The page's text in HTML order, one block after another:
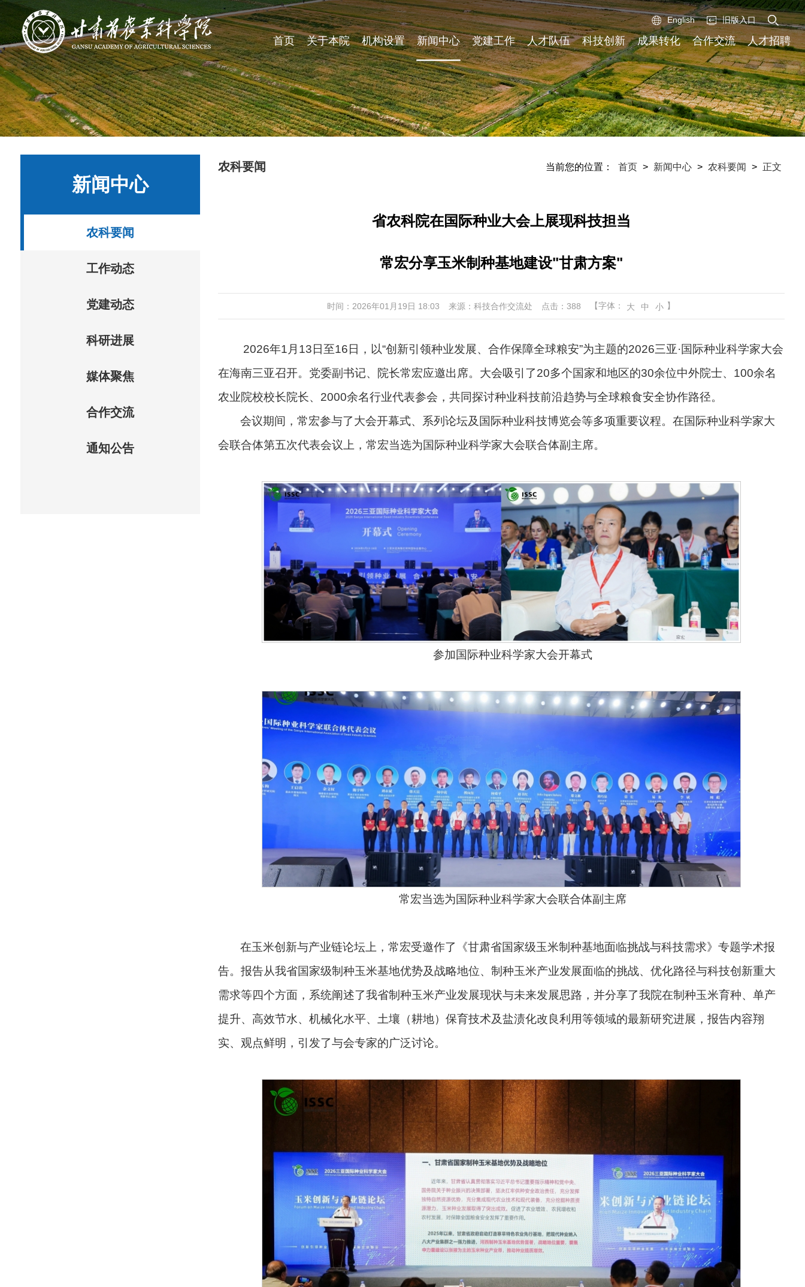
旧版入口
English
首页 关于本院 机构设置 新闻中心 党建工作 人才队伍 科技创新 成果转化 合作交流 人才招聘
新闻中心
农科要闻
工作动态
党建动态
科研进展
媒体聚焦
合作交流
通知公告
农科要闻 当前您的位置： 首页 > 新闻中心 > 农科要闻 > 正文
省农科院在国际种业大会上展现科技担当
常宏分享玉米制种基地建设"甘肃方案"
时间：2026年01月19日 18:03 来源：科技合作交流处 点击：388 【字体： 大 中 小 】
2026年1月13日至16日，以“创新引领种业发展、合作保障全球粮安”为主题的2026三亚·国际种业科学家大会
在海南三亚召开。党委副书记、院长常宏应邀出席。大会吸引了20多个国家和地区的30余位中外院士、100余名
农业院校校长院长、2000余名行业代表参会，共同探讨种业科技前沿趋势与全球粮食安全协作路径。
会议期间，常宏参与了大会开幕式、系列论坛及国际种业科技博览会等多项重要议程。在国际种业科学家大
会联合体第五次代表会议上，常宏当选为国际种业科学家大会联合体副主席。
参加国际种业科学家大会开幕式
常宏当选为国际种业科学家大会联合体副主席
在玉米创新与产业链论坛上，常宏受邀作了《甘肃省国家级玉米制种基地面临挑战与科技需求》专题学术报
告。报告从我省国家级制种玉米基地优势及战略地位、制种玉米产业发展面临的挑战、优化路径与科技创新重大
需求等四个方面，系统阐述了我省制种玉米产业发展现状与未来发展思路，并分享了我院在制种玉米育种、单产
提升、高效节水、机械化水平、土壤（耕地）保育技术及盐渍化改良利用等领域的最新研究进展，报告内容翔
实、观点鲜明，引发了与会专家的广泛讨论。